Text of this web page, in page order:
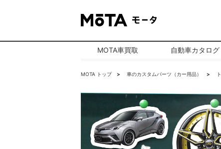
MOTA車買取 自動車カタログ
MOTA トップ 車のカスタムパーツ（カー用品）